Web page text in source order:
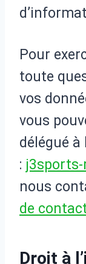
Pour
toute
vos
vous
délégué
: j3sports-
nous
de
Droit à